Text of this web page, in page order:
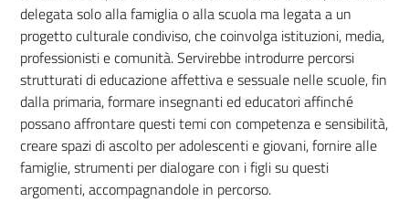
delegata solo alla famiglia o alla scuola ma legata a un
progetto culturale condiviso, che coinvolga istituzioni, media,
professionisti e comunità. Servirebbe introdurre percorsi
strutturati di educazione affettiva e sessuale nelle scuole, fin
dalla primaria, formare insegnanti ed educatori affinché
possano affrontare questi temi con competenza e sensibilità,
creare spazi di ascolto per adolescenti e giovani, fornire alle
famiglie, strumenti per dialogare con i figli su questi
argomenti, accompagnandole in percorso.